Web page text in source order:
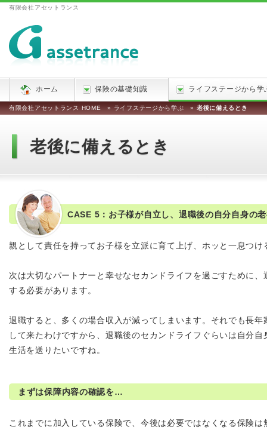
有限会社アセットランス
ホーム 保険の基礎知識 ライフステージから学
有限会社アセットランス HOME » ライフステージから学ぶ » 老後に備えるとき
老後に備えるとき
CASE 5：お子様が自立し、退職後の自分自身の
親として責任を持ってお子様を立派に育て上げ、ホッと一息つけ
次は大切なパートナーと幸せなセカンドライフを過ごすために
する必要があります。
退職すると、多くの場合収入が減ってしまいます。それでも長
して来たわけですから、退職後のセカンドライフぐらいは自分
生活を送りたいですね。
まずは保障内容の確認を…
これまでに加入している保険で、今後は必要ではなくなる保険